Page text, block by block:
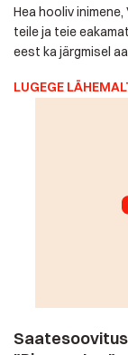
LUGEGE
Tänaõhtune
alates kl 19 ETV
häirenuputeenuse